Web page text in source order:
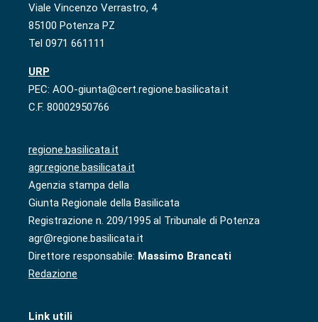
Viale Vincenzo Verrastro, 4
85100 Potenza PZ
Tel 0971 661111
URP
PEC: AOO-giunta@cert.regione.basilicata.it
C.F. 80002950766
regione.basilicata.it
agr.regione.basilicata.it
Agenzia stampa della
Giunta Regionale della Basilicata
Registrazione n. 209/1995 al Tribunale di Potenza
agr@regione.basilicata.it
Direttore responsabile: Massimo Brancati
Redazione
Link utili